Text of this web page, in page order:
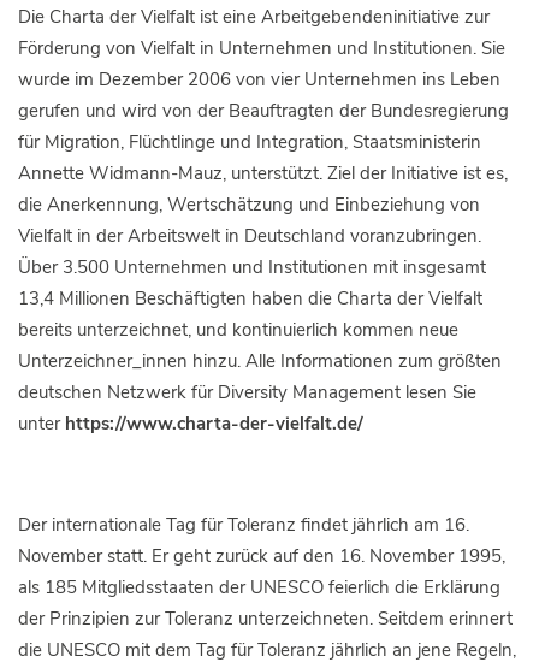
Die Charta der Vielfalt ist eine Arbeitgebendeninitiative zur
Förderung von Vielfalt in Unternehmen und Institutionen. Sie
wurde im Dezember 2006 von vier Unternehmen ins Leben
gerufen und wird von der Beauftragten der Bundesregierung
für Migration, Flüchtlinge und Integration, Staatsministerin
Annette Widmann-Mauz, unterstützt. Ziel der Initiative ist es,
die Anerkennung, Wertschätzung und Einbeziehung von
Vielfalt in der Arbeitswelt in Deutschland voranzubringen.
Über 3.500 Unternehmen und Institutionen mit insgesamt
13,4 Millionen Beschäftigten haben die Charta der Vielfalt
bereits unterzeichnet, und kontinuierlich kommen neue
Unterzeichner_innen hinzu. Alle Informationen zum größten
deutschen Netzwerk für Diversity Management lesen Sie
unter https://www.charta-der-vielfalt.de/
Der internationale Tag für Toleranz findet jährlich am 16.
November statt. Er geht zurück auf den 16. November 1995,
als 185 Mitgliedsstaaten der UNESCO feierlich die Erklärung
der Prinzipien zur Toleranz unterzeichneten. Seitdem erinnert
die UNESCO mit dem Tag für Toleranz jährlich an jene Regeln,